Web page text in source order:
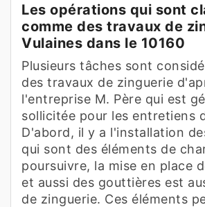
Les opérations qui sont
comme des travaux de
Vulaines dans le 10160
Plusieurs tâches sont
des travaux de zinguerie
l'entreprise M. Père qui est
sollicitée pour les entretiens
D'abord, il y a l'installation
qui sont des éléments de
poursuivre, la mise en place
et aussi des gouttières est
de zinguerie. Ces éléments